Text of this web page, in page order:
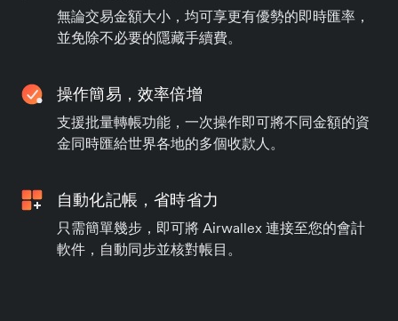
無論交易金額大小，均可享更有優勢的即時匯率，
並免除不必要的隱藏手續費。
操作簡易，效率倍增
支援批量轉帳功能，一次操作即可將不同金額的資
金同時匯給世界各地的多個收款人。
自動化記帳，省時省力
只需簡單幾步，即可將 Airwallex 連接至您的會計
軟件，自動同步並核對帳目。